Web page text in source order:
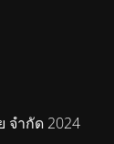
ำกัด 2024